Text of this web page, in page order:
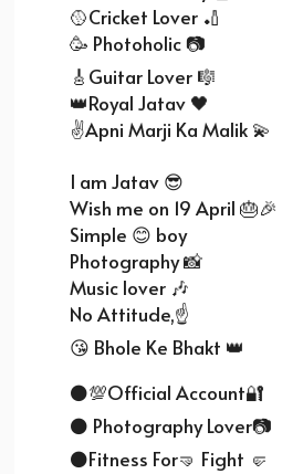
🥎Cricket Lover 🏏
🥳 Photoholic 📷
🎸Guitar Lover 🎼
👑Royal Jatav 🖤
✌️Apni Marji Ka Malik 💫
I am Jatav 😎
Wish me on 19 April 🎂🎉
Simple 😊 boy
Photography 📸
Music lover 🎶
No Attitude,☝
😘 Bhole Ke Bhakt 👑
⚫💯Official Account🔐
⚫ Photography Lover📷
⚫Fitness For🤜 Fight 🤛